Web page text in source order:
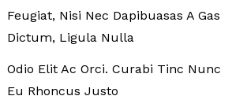
Feugiat, Nisi Nec Dapibuasas A Gas
Dictum, Ligula Nulla
Odio Elit Ac Orci. Curabi Tinc Nunc
Eu Rhoncus Justo